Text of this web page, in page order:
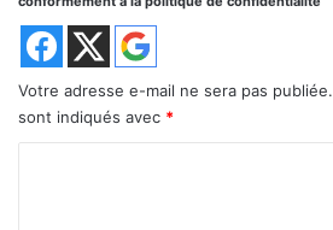
Votre adresse e-mail ne sera pas publiée.
sont indiqués avec *